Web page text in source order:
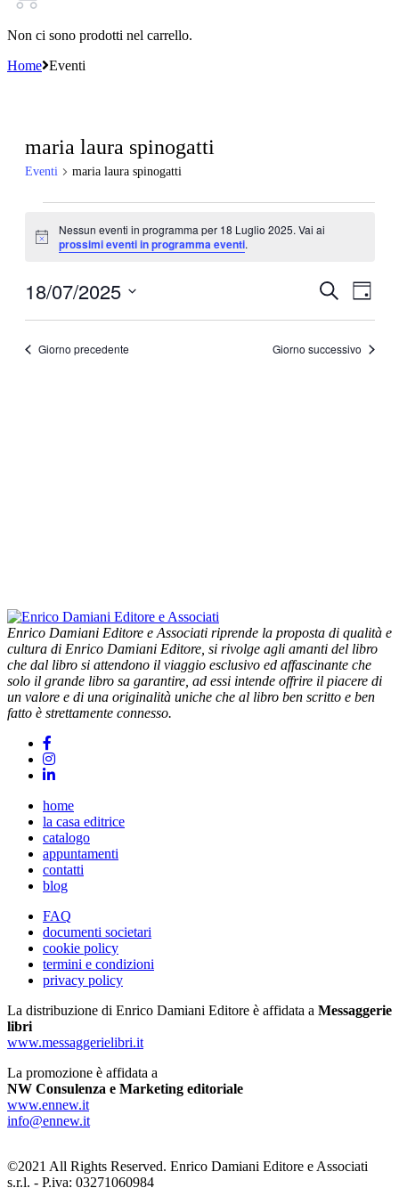
Non ci sono prodotti nel carrello.
Home Eventi
maria laura spinogatti
Eventi maria laura spinogatti
for
Luglio
Notice
Nessun eventi in programma per 18 Luglio 2025. Vai ai
prossimi eventi in programma eventi.
Eventi
viste
Cerca
Viste
Giorno
18/07/2025
data.Giorno precedente Giorno successivo
Enrico Damiani Editore e Associati riprende la proposta di qualità e
cultura di Enrico Damiani Editore, si rivolge agli amanti del libro
che dal libro si attendono il viaggio esclusivo ed affascinante che
solo il grande libro sa garantire, ad essi intende offrire il piacere di
un valore e di una originalità uniche che al libro ben scritto e ben
fatto è strettamente connesso.
home
la casa editrice
catalogo
appuntamenti
contatti
blog
FAQ
documenti societari
cookie policy
termini e condizioni
privacy policy
La distribuzione di Enrico Damiani Editore è affidata a Messaggerie
libri
www.messaggerielibri.it
La promozione è affidata a
NW Consulenza e Marketing editoriale
www.ennew.it
info@ennew.it
©2021 All Rights Reserved. Enrico Damiani Editore e Associati
s.r.l. - P.iva: 03271060984